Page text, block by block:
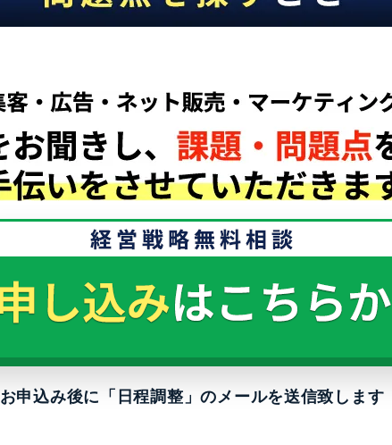
お申込み後に「日程調整」のメールを送信致します